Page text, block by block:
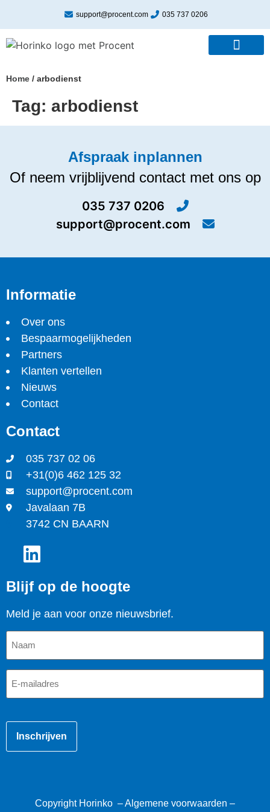
support@procent.com 035 737 0206
Home / arbodienst
Tag: arbodienst
Afspraak inplannen
Of neem vrijblijvend contact met ons op
035 737 0206
support@procent.com
Informatie
Over ons
Bespaarmogelijkheden
Partners
Klanten vertellen
Nieuws
Contact
Contact
035 737 02 06
+31(0)6 462 125 32
support@procent.com
Javalaan 7B
3742 CN BAARN
Blijf op de hoogte
Meld je aan voor onze nieuwsbrief.
Naam
E-
mailadres
Copyright Horinko –Algemene voorwaarden –